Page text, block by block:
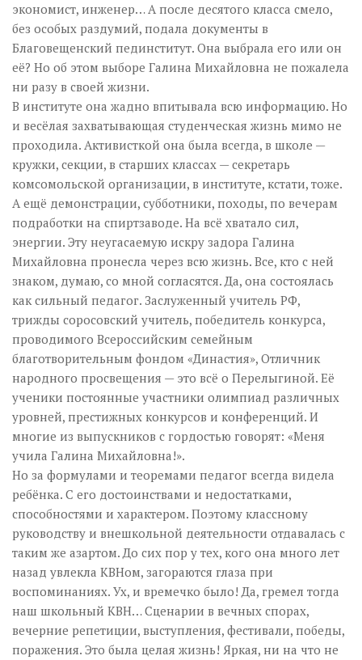
экономист, инженер… А после десятого класса смело,
без особых раздумий, подала документы в
Благовещенский пединститут. Она выбрала его или он
её? Но об этом выборе Галина Михайловна не пожалела
ни разу в своей жизни.
В институте она жадно впитывала всю информацию. Но
и весёлая захватывающая студенческая жизнь мимо не
проходила. Активисткой она была всегда, в школе —
кружки, секции, в старших классах — секретарь
комсомольской организации, в институте, кстати, тоже.
А ещё демонстрации, субботники, походы, по вечерам
подработки на спиртзаводе. На всё хватало сил,
энергии. Эту неугасаемую искру задора Галина
Михайловна пронесла через всю жизнь. Все, кто с ней
знаком, думаю, со мной согласятся. Да, она состоялась
как сильный педагог. Заслуженный учитель РФ,
трижды соросовский учитель, победитель конкурса,
проводимого Всероссийским семейным
благотворительным фондом «Династия», Отличник
народного просвещения — это всё о Перелыгиной. Её
ученики постоянные участники олимпиад различных
уровней, престижных конкурсов и конференций. И
многие из выпускников с гордостью говорят: «Меня
учила Галина Михайловна!».
Но за формулами и теоремами педагог всегда видела
ребёнка. С его достоинствами и недостатками,
способностями и характером. Поэтому классному
руководству и внешкольной деятельности отдавалась с
таким же азартом. До сих пор у тех, кого она много лет
назад увлекла КВНом, загораются глаза при
воспоминаниях. Ух, и времечко было! Да, гремел тогда
наш школьный КВН… Сценарии в вечных спорах,
вечерние репетиции, выступления, фестивали, победы,
поражения. Это была целая жизнь! Яркая, ни на что не